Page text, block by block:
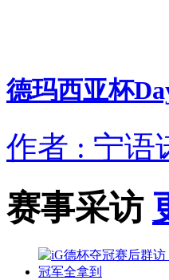
德玛西亚杯
作者 : 宁语
赛事采访